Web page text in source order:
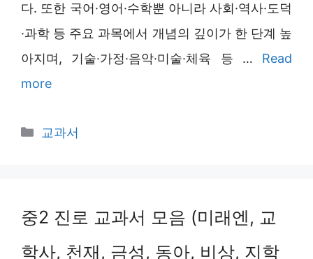
다. 또한 국어·영어·수학뿐 아니라 사회·역사·도덕
·과학 등 주요 과목에서 개념의 깊이가 한 단계 높
아지며, 기술·가정·음악·미술·체육 등 … Read
more
Categories
교과서
중2 진로 교과서 모음 (미래엔, 교
학사, 천재, 금성, 동아, 비상, 지학